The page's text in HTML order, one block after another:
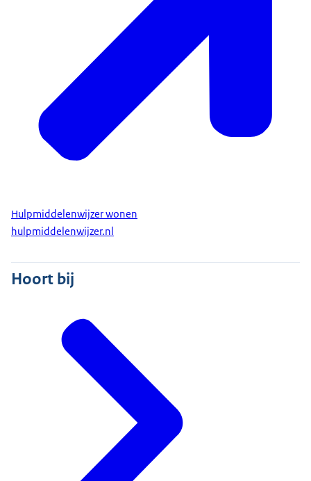
Hulpmiddelenwijzer wonen
hulpmiddelenwijzer.nl
Hoort bij